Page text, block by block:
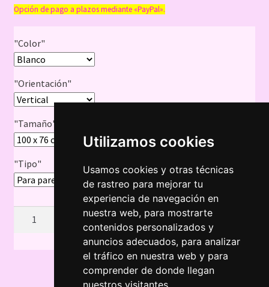
Utilizamos cookies
Usamos cookies y otras técnicas
de rastreo para mejorar tu
experiencia de navegación en
nuestra web, para mostrarte
contenidos personalizados y
anuncios adecuados, para analizar
el tráfico en nuestra web y para
comprender de donde llegan
nuestros visitantes.
Opción de pago a plazos mediante «PayPal».
"Color"
"Orientación"
"Tamaño"
"Tipo"
Limpiar
Añadir al carrito